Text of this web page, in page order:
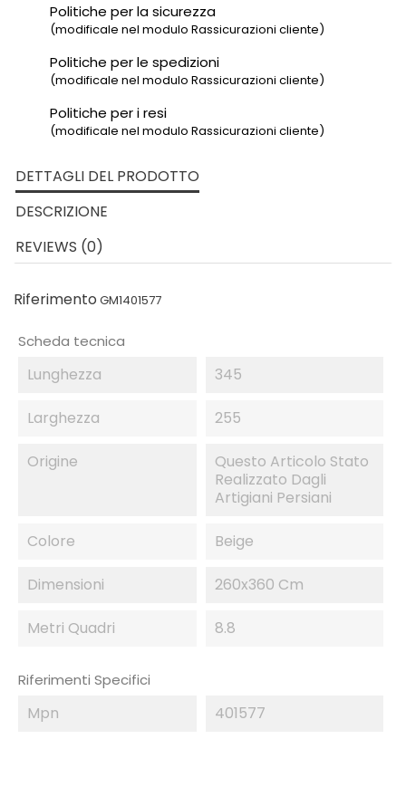
Politiche per la sicurezza
(modificale nel modulo Rassicurazioni cliente)
Politiche per le spedizioni
(modificale nel modulo Rassicurazioni cliente)
Politiche per i resi
(modificale nel modulo Rassicurazioni cliente)
DETTAGLI DEL PRODOTTO
DESCRIZIONE
REVIEWS (0)
Riferimento GM1401577
Scheda tecnica
Lunghezza 345
Larghezza 255
Origine
Questo Articolo Stato
Realizzato Dagli
Artigiani Persiani
Colore Beige
Dimensioni 260x360 Cm
Metri Quadri 8.8
Riferimenti Specifici
Mpn 401577